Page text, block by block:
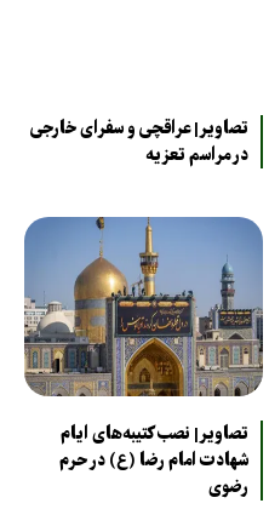
تصاویر| عراقچی و سفرای خارجی
در مراسم تعزیه
تصاویر| نصب کتیبه‌های ایام
شهادت امام رضا (ع) در حرم
رضوی